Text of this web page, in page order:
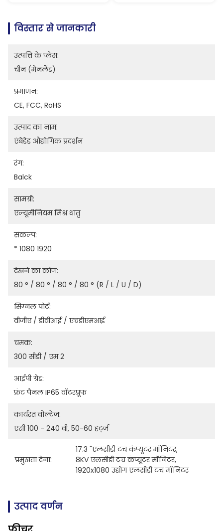
विस्तार से जानकारी
उत्पत्ति के प्लेस:
चीन (मेनलैंड)
प्रमाणन:
CE, FCC, RoHS
उत्पाद का नाम:
एंबेडेड औद्योगिक प्रदर्शन
रंग:
Balck
सामग्री:
एल्यूमीनियम मिश्र धातु
संकल्प:
* 1080 1920
देखने का कोण:
80 ° / 80 ° / 80 ° / 80 ° (R / L / U / D)
सिग्नल पोर्ट:
वीजीए / डीवीआई / एचडीएमआई
चमक:
300 सीडी / एम 2
आईपी ​​ग्रेड:
फ्रंट पैनल IP65 वॉटरप्रूफ
कार्यरत वोल्टेज:
एसी 100 - 240 वी, 50-60 हर्ट्ज
प्रमुखता देना:
17.3 "एलसीडी टच कंप्यूटर मॉनिटर,
8KV एलसीडी टच कंप्यूटर मॉनिटर,
1920x1080 उद्योग एलसीडी टच मॉनिटर
उत्पाद वर्णन